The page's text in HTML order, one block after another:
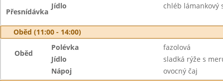
Přesnídávka
Jídlo chléb lámankový
Oběd (11:00 - 14:00)
Oběd
Polévka
fazolová
Jídlo
sladká rýže s
Nápoj
ovocný čaj